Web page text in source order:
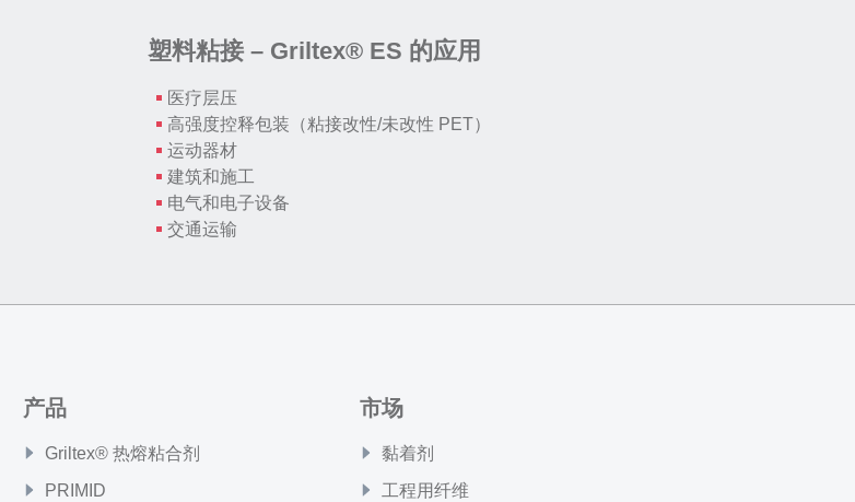
塑料粘接 – Griltex® ES 的应用
医疗层压
高强度控释包装（粘接改性/未改性 PET）
运动器材
建筑和施工
电气和电子设备
交通运输
产品
Griltex® 热熔粘合剂
PRIMID
市场
黏着剂
工程用纤维